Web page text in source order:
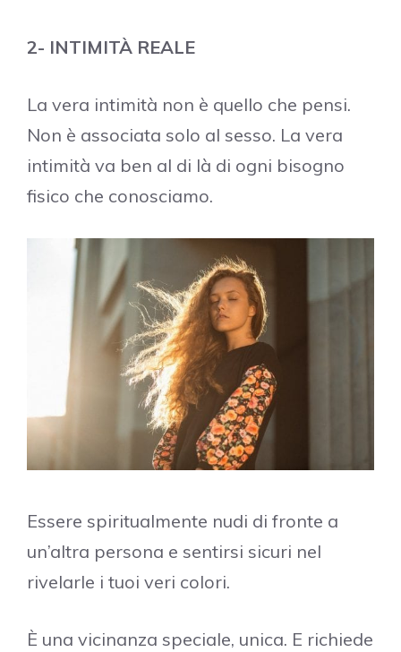
2- INTIMITÀ REALE
La vera intimità non è quello che pensi.
Non è associata solo al sesso. La vera
intimità va ben al di là di ogni bisogno
fisico che conosciamo.
Essere spiritualmente nudi di fronte a
un’altra persona e sentirsi sicuri nel
rivelarle i tuoi veri colori.
È una vicinanza speciale, unica. E richiede